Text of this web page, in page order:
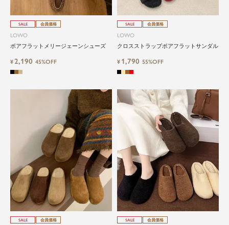
SALE 会員価格
LOWO
ボアフラットメリージェーンシューズ
¥2,190 45%OFF
SALE 会員価格
LOWO
クロスストラップボアフラットサンダル
¥ 1,790 55%OFF
SALE 会員価格 SALE 会員価格